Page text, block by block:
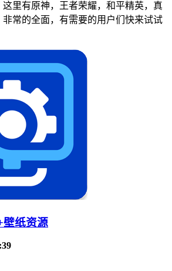
这里有原神，王者荣耀，和平精英，真
非常的全面，有需要的用户们快来试试
壁纸资源